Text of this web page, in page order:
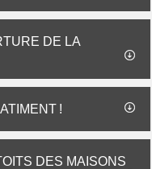
DE LA
!
DES MAISONS